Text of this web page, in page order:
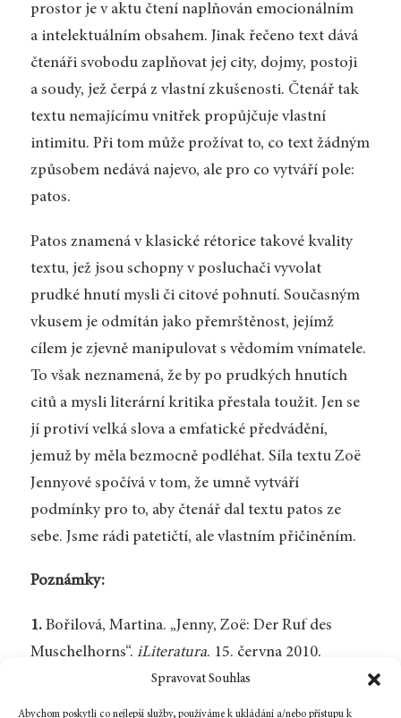
Spravovat Souhlas
Abychom poskytli co nejlepší služby, používáme k ukládání a/nebo přístupu k
prostor je v aktu čtení naplňován emocionálním
a intelektuálním obsahem. Jinak řečeno text dává
čtenáři svobodu zaplňovat jej city, dojmy, postoji
a soudy, jež čerpá z vlastní zkušenosti. Čtenář tak
textu nemajícímu vnitřek propůjčuje vlastní
intimitu. Při tom může prožívat to, co text žádným
způsobem nedává najevo, ale pro co vytváří pole:
patos.
Patos znamená v klasické rétorice takové kvality
textu, jež jsou schopny v posluchači vyvolat
prudké hnutí mysli či citové pohnutí. Současným
vkusem je odmítán jako přemrštěnost, jejímž
cílem je zjevně manipulovat s vědomím vnímatele.
To však neznamená, že by po prudkých hnutích
citů a mysli literární kritika přestala toužit. Jen se
jí protiví velká slova a emfatické předvádění,
jemuž by měla bezmocně podléhat. Síla textu Zoë
Jennyové spočívá v tom, že umně vytváří
podmínky pro to, aby čtenář dal textu patos ze
sebe. Jsme rádi patetičtí, ale vlastním přičiněním.
Poznámky:
1.Bořilová, Martina. „Jenny, Zoë: Der Ruf des
Muschelhorns“. iLiteratura. 15. června 2010.
http://www.iliteratura.cz/Clanek/26585/jenny-
zoe-der-ruf-des-muschelhorns
> [Zpět]